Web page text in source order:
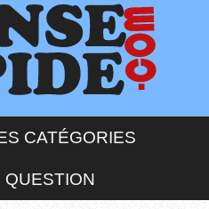
CATÉGORIES
QUESTION